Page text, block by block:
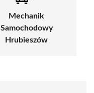
Mechanik
Samochodowy
Hrubieszów